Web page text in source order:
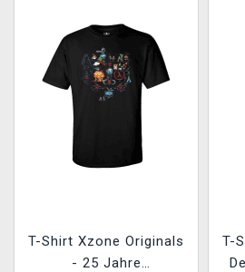
T-Shirt Xzone Originals
- 25 Jahre
T-